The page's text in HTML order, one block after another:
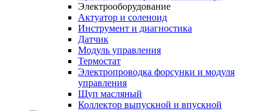
Электрооборудование
Актуатор и соленоид
Инструмент и диагностика
Датчик
Модуль управления
Термостат
Электропроводка форсунки и модуля
управления
Щуп масляный
Коллектор выпускной и впускной